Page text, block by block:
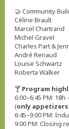
🤝 Community
Céline Brault
Marcel Chartrand
Michel Gravel
Charles Part &
André Renaud
Louise Schwartz
Roberta Walker
🍸 Program
6:00–6:45 PM:
(only
6:45–9:00 PM:
9:00 PM: Closing